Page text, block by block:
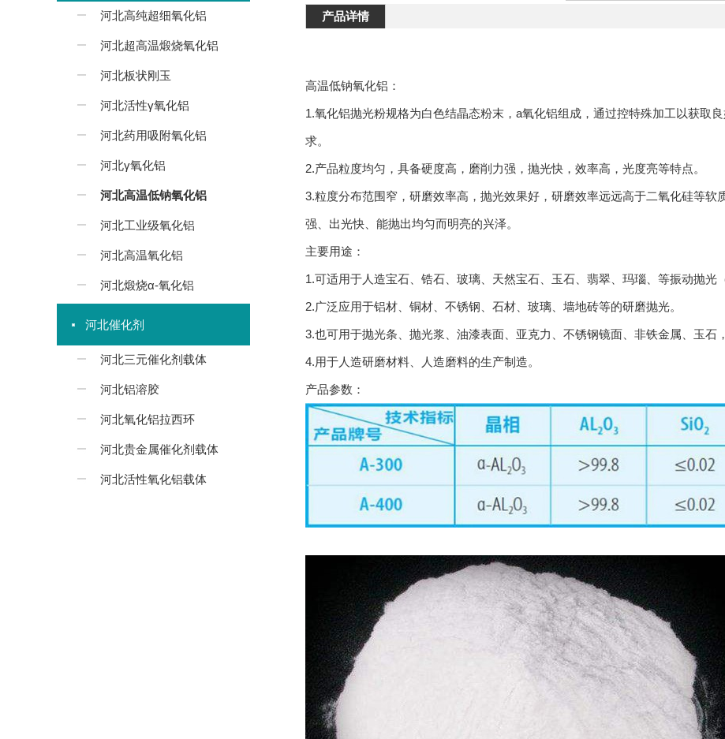
河北高纯超细氧化铝
河北超高温煅烧氧化铝
河北板状刚玉
河北活性γ氧化铝
河北药用吸附氧化铝
河北γ氧化铝
河北高温低钠氧化铝
河北工业级氧化铝
河北高温氧化铝
河北煅烧α-氧化铝
河北催化剂
河北三元催化剂载体
河北铝溶胶
河北氧化铝拉西环
河北贵金属催化剂载体
河北活性氧化铝载体
产品详情
高温低钠氧化铝：
1.氧化铝抛光粉规格为白色结晶态粉末，a氧化铝组成，通过控特殊加工以获取
求。
2.产品粒度均匀，具备硬度高，磨削力强，抛光快，效率高，光度亮等特点。
3.粒度分布范围窄，研磨效率高，抛光效果好，研磨效率远远高于二氧化硅等软
强、出光快、能抛出均匀而明亮的兴泽。
主要用途：
1.可适用于人造宝石、锆石、玻璃、天然宝石、玉石、翡翠、玛瑙、等振动抛光
2.广泛应用于铝材、铜材、不锈钢、石材、玻璃、墙地砖等的研磨抛光。
3.也可用于抛光条、抛光浆、油漆表面、亚克力、不锈钢镜面、非铁金属、玉石
4.用于人造研磨材料、人造磨料的生产制造。
产品参数：